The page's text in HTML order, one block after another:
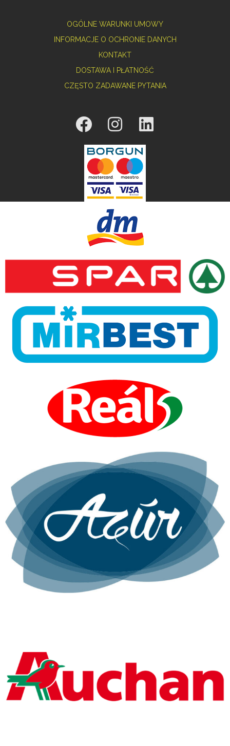
OGÓLNE WARUNKI UMOWY
INFORMACJE O OCHRONIE DANYCH
KONTAKT
DOSTAWA I PŁATNOŚĆ
CZĘSTO ZADAWANE PYTANIA